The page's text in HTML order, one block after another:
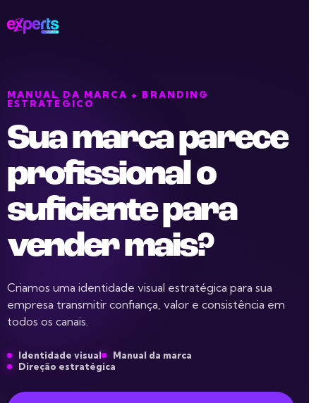
MANUAL DA MARCA + BRANDING
ESTRATÉGICO
Sua marca parece
profissional o
suficiente para
vender mais?
Criamos uma identidade visual estratégica para sua
empresa transmitir confiança, valor e consistência em
todos os canais.
Identidade visual
Manual da marca
Direção estratégica